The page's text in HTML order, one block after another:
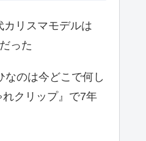
カリスマモデルは
った
なのは今どこで何し
クリップ』で7年